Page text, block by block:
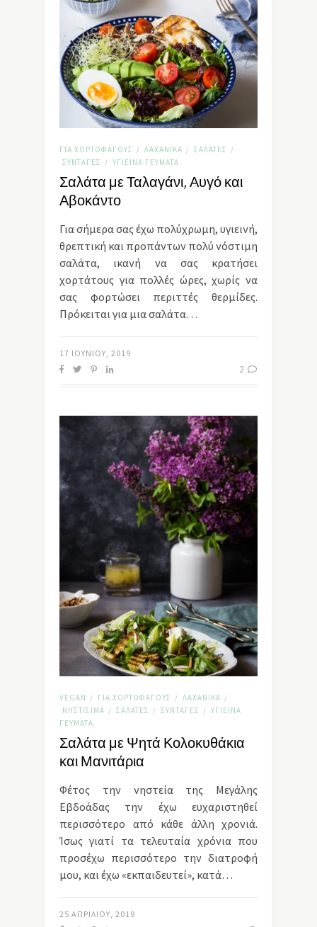
ΓΙΑ ΧΟΡΤΟΦΆΓΟΥΣ / ΛΑΧΑΝΙΚΆ / ΣΑΛΆΤΕΣ /
ΣΥΝΤΑΓΈΣ / ΥΓΙΕΙΝΆ ΓΕΎΜΑΤΑ
Σαλάτα με Ταλαγάνι, Αυγό και
Αβοκάντο
Για σήμερα σας έχω πολύχρωμη, υγιεινή,
θρεπτική και προπάντων πολύ νόστιμη
σαλάτα, ικανή να σας κρατήσει
χορτάτους για πολλές ώρες, χωρίς να
σας φορτώσει περιττές θερμίδες.
Πρόκειται για μια σαλάτα…
17 ΙΟΥΝΊΟΥ, 2019
2
VEGAN / ΓΙΑ ΧΟΡΤΟΦΆΓΟΥΣ / ΛΑΧΑΝΙΚΆ /
ΝΗΣΤΊΣΙΜΑ / ΣΑΛΆΤΕΣ / ΣΥΝΤΑΓΈΣ /
ΥΓΙΕΙΝΆ
ΓΕΎΜΑΤΑ
Σαλάτα με Ψητά Κολοκυθάκια
και Μανιτάρια
Φέτος την νηστεία της Μεγάλης
Εβδοάδας την έχω ευχαριστηθεί
περισσότερο από κάθε άλλη χρονιά.
Ίσως γιατί τα τελευταία χρόνια που
προσέχω περισσότερο την διατροφή
μου, και έχω «εκπαιδευτεί», κατά…
25 ΑΠΡΙΛΊΟΥ, 2019